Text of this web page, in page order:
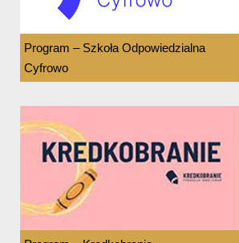
Program – Szkoła Odpowiedzialna
Cyfrowo